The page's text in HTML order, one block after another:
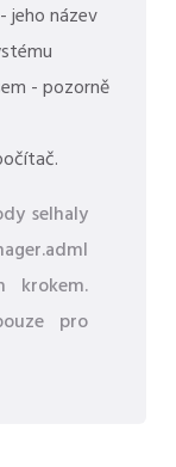
jeho název
- pozorně
selhaly
krokem.
pro